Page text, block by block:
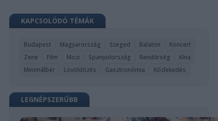
KAPCSOLÓDÓ TÉMÁK
Budapest Magyarország Szeged Balaton
Koncert
Zene
Film Mozi Spanyolország Rendőrség
Kína
Minimálbér
Lövöldözés Gasztronómia Közlekedés
LEGNÉPSZERŰBB